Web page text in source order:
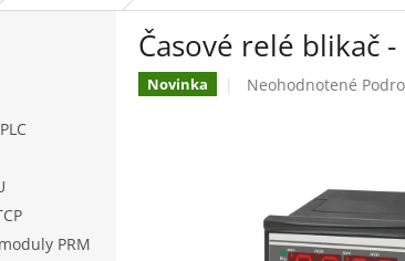
PRM
Časové relé blikač
Novinka
Priemerné
hviezdičiek.
Neohodnotené